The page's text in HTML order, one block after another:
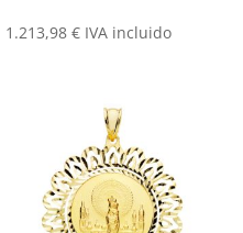
1.213,98€ IVA incluido